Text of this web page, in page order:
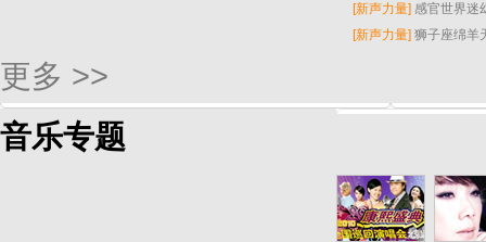
[新声力量] 感官世界迷
[新声力量] 狮子座绵羊
更多 >>
音乐专题